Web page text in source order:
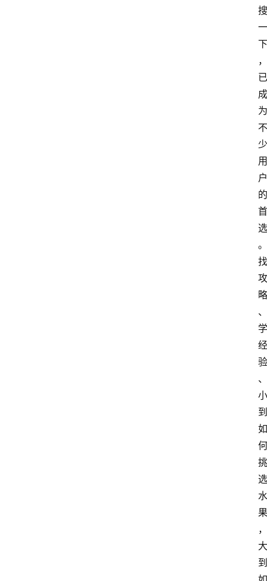
搜
一
下
，
已
成
为
不
少
用
户
的
首
选
。
找
攻
略
、
学
经
验
、
小
到
如
何
挑
选
水
果
，
大
到